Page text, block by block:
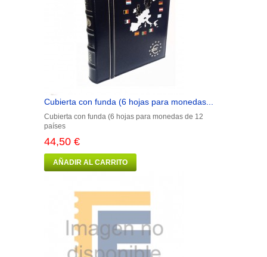
Cubierta con funda (6 hojas para monedas...
Cubierta con funda (6 hojas para monedas de 12
países
44,50 €
AÑADIR AL CARRITO